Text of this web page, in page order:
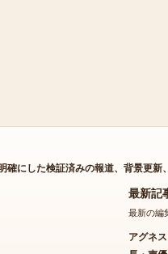
にした検証済みの報道、背景更新
最新記
最新の編